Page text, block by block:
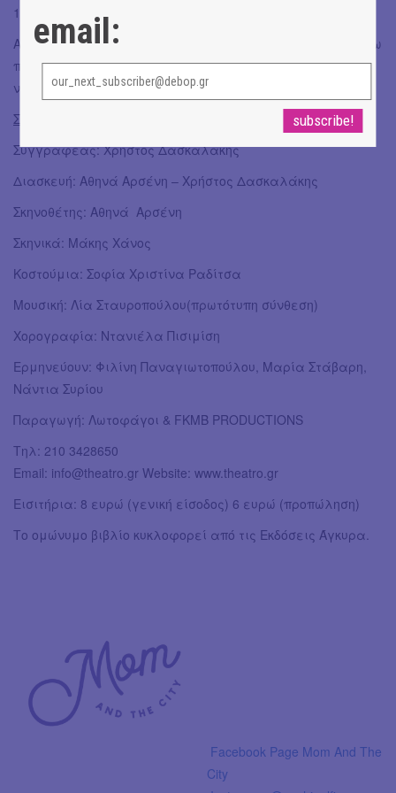
12, Γκάζι
Απευθύνεται σε παιδιά από 2 χρονών παρόλαυτα πιστεύω
πως ιδανική ηλικία για να αποκομίσει περισσότερα
νοήματα απο την παράσταση είναι 3 και πάνω.
Συντελεστές:
Συγγραφέας: Χρήστος Δασκαλάκης
Διασκευή: Αθηνά Αρσένη – Χρήστος Δασκαλάκης
Σκηνοθέτης: Αθηνά Αρσένη
Σκηνικά: Μάκης Χάνος
Κοστούμια: Σοφία Χριστίνα Ραδίτσα
Μουσική: Λία Σταυρoπούλου(πρωτότυπη σύνθεση)
Χορογραφία: Ντανιέλα Πισιμίση
Ερμηνεύουν: Φιλίνη Παναγιωτοπούλου, Μαρία Στάβαρη,
Νάντια Συρίου
Παραγωγή: Λωτοφάγοι & FKMB PRODUCTIONS
Τηλ: 210 3428650
Email: info@theatro.gr Website: www.theatro.gr
Εισιτήρια: 8 ευρώ (γενική είσοδος) 6 ευρώ (προπώληση)
Το ομώνυμο βιβλίο κυκλοφορεί από τις Εκδόσεις Άγκυρα.
Facebook Page Mom And The
City
email: